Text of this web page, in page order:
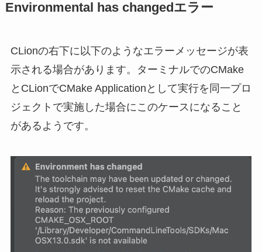
Environmental has changedエラー
CLionの右下に以下のようなエラーメッセージが表
示される場合があります。ターミナルでのCMake
とCLionでCMake Applicationとして実行を同一プロ
ジェクトで実施した場合にこのケースになること
があるようです。